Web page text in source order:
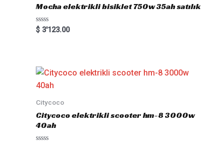
Mocha elektrikli bisiklet 750w 35ah satılık
Rated
0
$3'123.00
Citycoco
Citycoco elektrikli scooter hm-8 3000w
40ah